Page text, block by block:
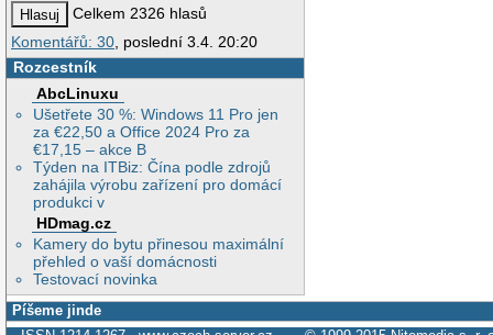
Celkem 2326 hlasů
Komentářů: 30 , poslední 3.4. 20:20
Rozcestník
AbcLinuxu
Ušetřete 30 %: Windows 11 Pro jen
za €22,50 a Office 2024 Pro za
€17,15 – akce B
Týden na ITBiz: Čína podle zdrojů
zahájila výrobu zařízení pro domácí
produkci v
HDmag.cz
Kamery do bytu přinesou maximální
přehled o vaší domácnosti
Testovací novinka
Píšeme jinde